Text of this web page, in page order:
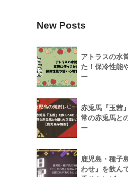
New Posts
アトラスの水
た！保冷性能
ー
赤兎馬『玉茜
常の赤兎馬と
ー
鹿児島・種子
わせ』を飲ん